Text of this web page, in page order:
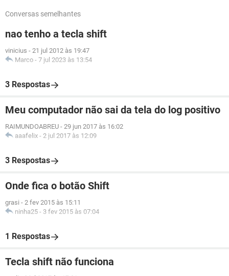
Conversas semelhantes
nao tenho a tecla shift
vinicius - 21 jul 2012 às 19:47
Marco - 7 jul 2023 às 13:54
3 Respostas
Meu computador não sai da tela do log positivo
RAIMUNDOABREU - 29 jun 2017 às 16:02
aaafelix - 2 jul 2017 às 12:09
3 Respostas
Onde fica o botão Shift
grasi - 2 fev 2015 às 15:11
ninha25 - 3 fev 2015 às 07:04
1 Respostas
Tecla shift não funciona